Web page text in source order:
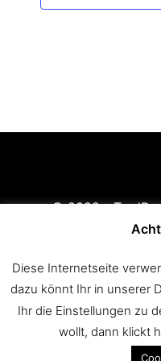
© 2022 -
(WLSB)und im
Diese Internetseite
dazu könnt Ihr in unserer
Ihr die Einstellungen zu
wollt, dann klickt